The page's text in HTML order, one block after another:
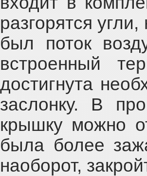
разгорятся
был поток
встроенный
достигнута
заслонку. В
крышку можно
была более
наоборот,